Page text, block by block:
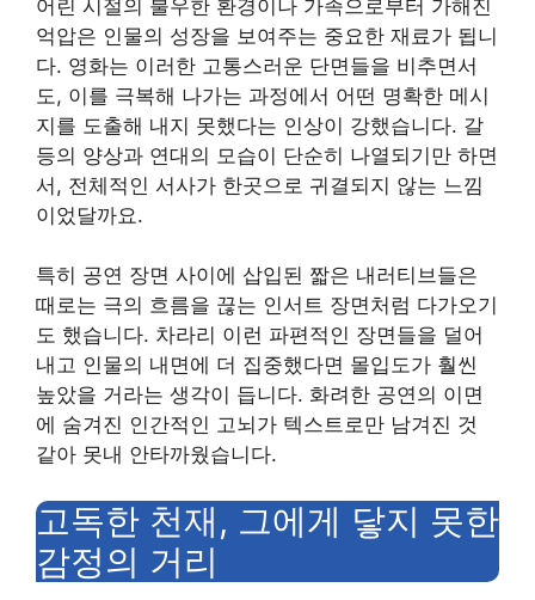
어린 시절의 불우한 환경이나 가족으로부터 가해진
억압은 인물의 성장을 보여주는 중요한 재료가 됩니
다. 영화는 이러한 고통스러운 단면들을 비추면서
도, 이를 극복해 나가는 과정에서 어떤 명확한 메시
지를 도출해 내지 못했다는 인상이 강했습니다. 갈
등의 양상과 연대의 모습이 단순히 나열되기만 하면
서, 전체적인 서사가 한곳으로 귀결되지 않는 느낌
이었달까요.
특히 공연 장면 사이에 삽입된 짧은 내러티브들은
때로는 극의 흐름을 끊는 인서트 장면처럼 다가오기
도 했습니다. 차라리 이런 파편적인 장면들을 덜어
내고 인물의 내면에 더 집중했다면 몰입도가 훨씬
높았을 거라는 생각이 듭니다. 화려한 공연의 이면
에 숨겨진 인간적인 고뇌가 텍스트로만 남겨진 것
같아 못내 안타까웠습니다.
고독한 천재, 그에게 닿지 못한
감정의 거리